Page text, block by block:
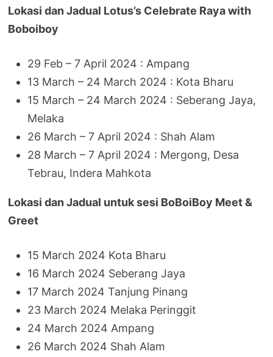
Lokasi dan Jadual Lotus’s Celebrate Raya with
Boboiboy
29 Feb – 7 April 2024 : Ampang
13 March – 24 March 2024 : Kota Bharu
15 March – 24 March 2024 : Seberang Jaya,
Melaka
26 March – 7 April 2024 : Shah Alam
28 March – 7 April 2024 : Mergong, Desa
Tebrau, Indera Mahkota
Lokasi dan Jadual untuk sesi BoBoiBoy Meet &
Greet
15 March 2024 Kota Bharu
16 March 2024 Seberang Jaya
17 March 2024 Tanjung Pinang
23 March 2024 Melaka Peringgit
24 March 2024 Ampang
26 March 2024 Shah Alam